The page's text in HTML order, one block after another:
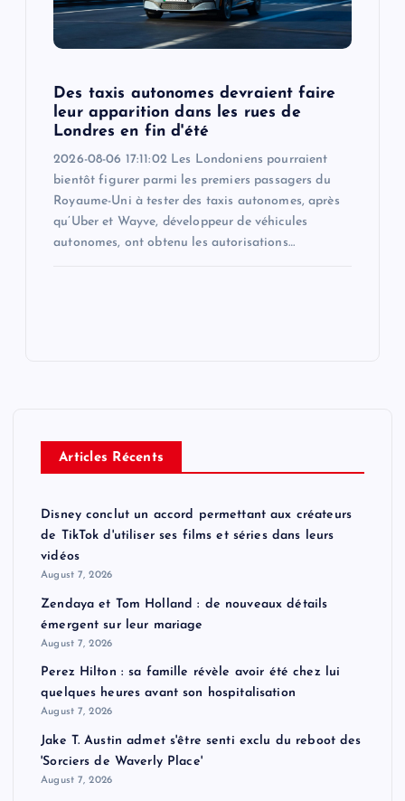
Des taxis autonomes devraient faire
leur apparition dans les rues de
Londres en fin d'été
2026-08-06 17:11:02 Les Londoniens pourraient
bientôt figurer parmi les premiers passagers du
Royaume-Uni à tester des taxis autonomes, après
qu’Uber et Wayve, développeur de véhicules
autonomes, ont obtenu les autorisations…
Articles Récents
Disney conclut un accord permettant aux créateurs
de TikTok d'utiliser ses films et séries dans leurs
vidéos
August 7, 2026
Zendaya et Tom Holland : de nouveaux détails
émergent sur leur mariage
August 7, 2026
Perez Hilton : sa famille révèle avoir été chez lui
quelques heures avant son hospitalisation
August 7, 2026
Jake T. Austin admet s'être senti exclu du reboot des
'Sorciers de Waverly Place'
August 7, 2026